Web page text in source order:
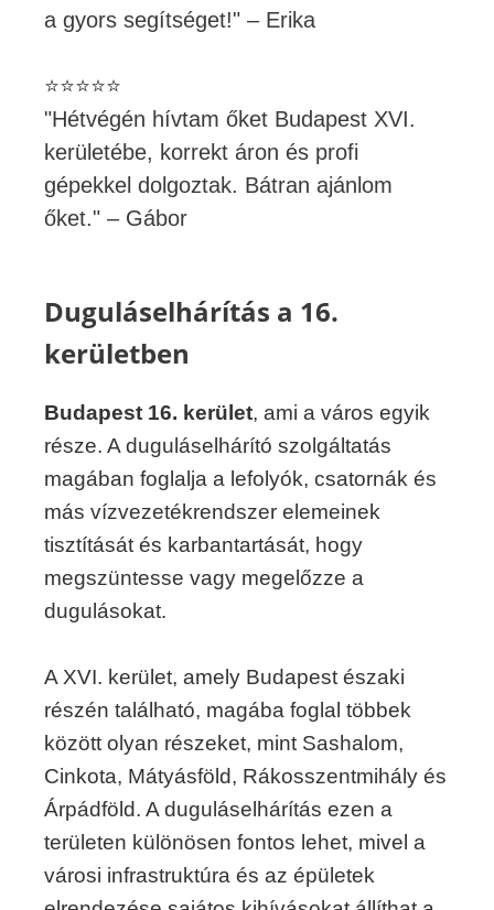
a gyors segítséget!" – Erika
⭐⭐⭐⭐⭐
"Hétvégén hívtam őket Budapest XVI.
kerületébe, korrekt áron és profi
gépekkel dolgoztak. Bátran ajánlom
őket." – Gábor
Duguláselhárítás a 16.
kerületben
Budapest 16. kerület, ami a város egyik
része. A duguláselhárító szolgáltatás
magában foglalja a lefolyók, csatornák és
más vízvezetékrendszer elemeinek
tisztítását és karbantartását, hogy
megszüntesse vagy megelőzze a
dugulásokat.
A XVI. kerület, amely Budapest északi
részén található, magába foglal többek
között olyan részeket, mint Sashalom,
Cinkota, Mátyásföld, Rákosszentmihály és
Árpádföld. A duguláselhárítás ezen a
területen különösen fontos lehet, mivel a
városi infrastruktúra és az épületek